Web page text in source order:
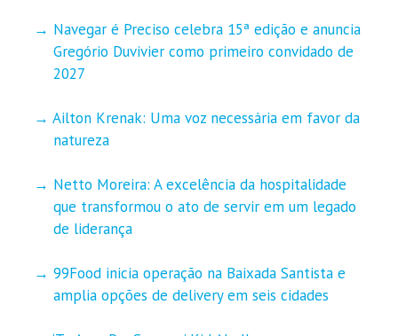
Navegar é Preciso celebra 15ª edição e anuncia
Gregório Duvivier como primeiro convidado de
2027
Ailton Krenak: Uma voz necessária em favor da
natureza
Netto Moreira: A excelência da hospitalidade
que transformou o ato de servir em um legado
de liderança
99Food inicia operação na Baixada Santista e
amplia opções de delivery em seis cidades